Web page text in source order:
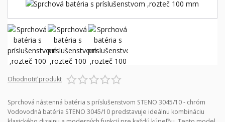
Ohodnotiť produkt
Sprchová nástenná batéria s príslušenstvom STENO 3045/10 - chróm
Vodovodná batéria STENO 3045/10 predstavuje ideálnu kombináciu